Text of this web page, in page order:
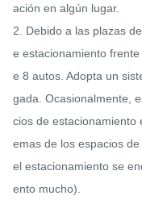
ación en algún lugar.
2. Debido a las plazas
e estacionamiento
e 8 autos. Adopta un
gada. Ocasionalmente,
cios de estacionamiento
emas de los espacios
el estacionamiento se
ento mucho).